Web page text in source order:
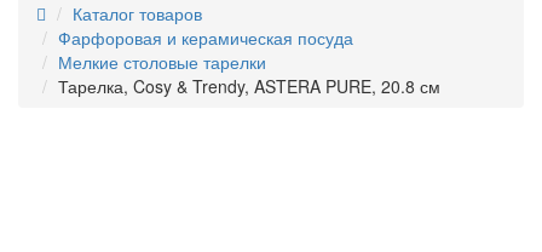
Каталог товаров
Фарфоровая и керамическая посуда
Мелкие столовые тарелки
Тарелка, Cosy & Trendy, ASTERA PURE, 20.8 см